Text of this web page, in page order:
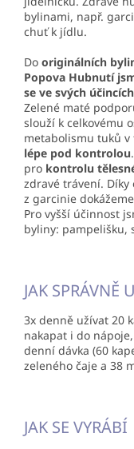
bylinami, např.
chuť k jídlu.
Do originálních
Popova Hubnutí
se ve svých
Zelené maté
slouží k celkovému
metabolismu tuků v
lépe pod kontrolou
pro kontrolu
zdravé trávení. Díky
z garcinie dokážeme
Pro vyšší účinnost
byliny: pampelišku,
JAK SPRÁVNĚ
3x denně užívat 20
nakapat i do
denní dávka (60
zeleného čaje a 38
JAK SE VYRÁBÍ